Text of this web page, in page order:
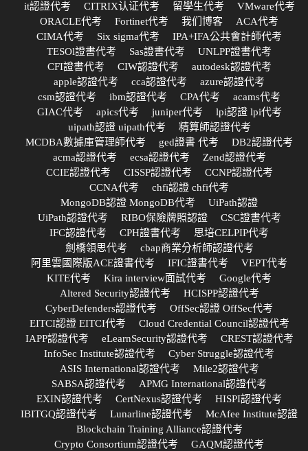
it認證代考
CITRIX认证代考 留學生代考
VMware代考
ORACLE代考
Fortinet代考 我们博客
ACA代考
CIMA代考
Six sigma代考
IPA+IFA公共會計師代考
TESOl證書代考
Sas證書代考
UNLPP證書代考
CFI證書代考
CIW認證代考
autodesk認證代考
apple認證代考
cca認證代考
azure認證代考
csm認證代考
ibm認證代考 CPA代考
acams代考
GIAC代考
apics代考 juniper代考
lpi認證 lpi代考
uipath認證 uipath代考
精算師認證代考
MCDBA數據庫管理師代考
ged證書 代考
DB2認證代考
acma認證代考
ecsa認證代考
Zend認證代考
CCIE認證代考
CISSP認證代考
CCNP認證代考
CCNA代考
chfi認證 chfi代考
MongoDB認證 MongoDB代考
UiPath認證
UiPath認證代考
RIBO保險牌照認證
CSC證書代考
IFC認證代考
CPH證書代考
思培CELPIP代考
劍橋領思代考
cbap商業分析師認證代考
阿里雲國際版ACE證書代考
IFIC證書代考
VEPT代考
KITE代考
Kira interview面試代考
Google代考
Altered Security認證代考
HCISPP認證代考
CyberDefenders認證代考
OffSec認證 OffSec代考
EITCI認證 EITCI代考
Cloud Credential Council認證代考
IAPP認證代考
eLearnSecurity認證代考
CREST認證代考
InfoSec Institute認證代考
Cyber Struggle認證代考
ASIS International認證代考
Mile2認證代考
SABSA認證代考
APMG International認證代考
EXIN認證代考
CertNexus認證代考
HISPI認證代考
IBITGQ認證代考
Lunarline認證代考
McAfee Institute認證
Blockchain Training Alliance認證代考
Crypto Consortium認證代考
GAQM認證代考